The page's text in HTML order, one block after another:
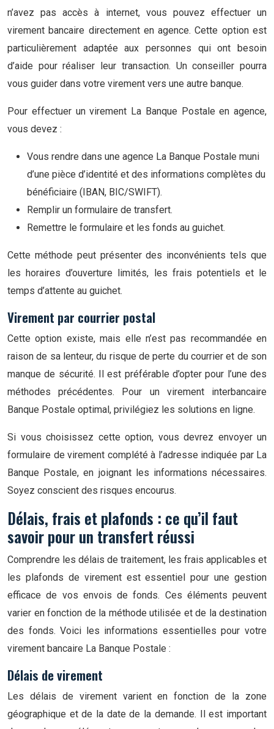
n’avez pas accès à internet, vous pouvez effectuer un
virement bancaire directement en agence. Cette option est
particulièrement adaptée aux personnes qui ont besoin
d’aide pour réaliser leur transaction. Un conseiller pourra
vous guider dans votre virement vers une autre banque.
Pour effectuer un virement La Banque Postale en agence,
vous devez :
Vous rendre dans une agence La Banque Postale muni
d’une pièce d’identité et des informations complètes du
bénéficiaire (IBAN, BIC/SWIFT).
Remplir un formulaire de transfert.
Remettre le formulaire et les fonds au guichet.
Cette méthode peut présenter des inconvénients tels que
les horaires d’ouverture limités, les frais potentiels et le
temps d’attente au guichet.
Virement par courrier postal
Cette option existe, mais elle n’est pas recommandée en
raison de sa lenteur, du risque de perte du courrier et de son
manque de sécurité. Il est préférable d’opter pour l’une des
méthodes précédentes. Pour un virement interbancaire
Banque Postale optimal, privilégiez les solutions en ligne.
Si vous choisissez cette option, vous devrez envoyer un
formulaire de virement complété à l’adresse indiquée par La
Banque Postale, en joignant les informations nécessaires.
Soyez conscient des risques encourus.
Délais, frais et plafonds : ce qu’il faut
savoir pour un transfert réussi
Comprendre les délais de traitement, les frais applicables et
les plafonds de virement est essentiel pour une gestion
efficace de vos envois de fonds. Ces éléments peuvent
varier en fonction de la méthode utilisée et de la destination
des fonds. Voici les informations essentielles pour votre
virement bancaire La Banque Postale :
Délais de virement
Les délais de virement varient en fonction de la zone
géographique et de la date de la demande. Il est important